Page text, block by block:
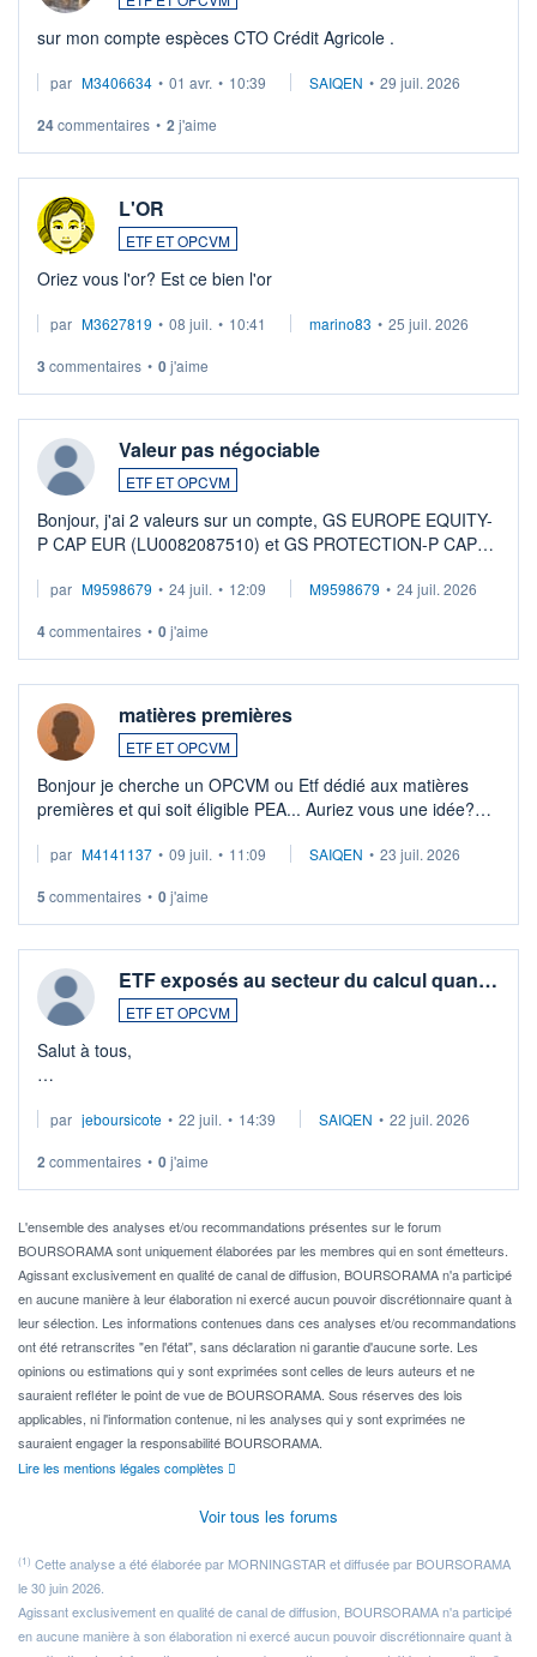
sur mon compte espèces CTO Crédit Agricole .
par M3406634 • 01 avr. • 10:39 SAIQEN • 29 juil. 2026
24commentaires • 2 j'aime
L'OR
ETF ET OPCVM
Oriez vous l'or? Est ce bien l'or
par M3627819 • 08 juil. • 10:41 marino83 • 25 juil. 2026
3 commentaires • 0j'aime
Valeur pas négociable
ETF ET OPCVM
Bonjour, j'ai 2 valeurs sur un compte, GS EUROPE EQUITY-
P CAP EUR (LU0082087510) et GS PROTECTION-P CAP
veux procéder à la vente, on me signale ...
par M9598679 • 24 juil. • 12:09 M9598679 • 24 juil. 2026
4commentaires • 0j'aime
matières premières
ETF ET OPCVM
Bonjour je cherche un OPCVM ou Etf dédié aux matières
premières et qui soit éligible PEA... Auriez vous une idée?
par M4141137 • 09 juil. • 11:09 SAIQEN • 23 juil. 2026
5 commentaires • 0j'aime
ETF exposés au secteur du calcul quan…
ETF ET OPCVM
Salut à tous,
via un ETF plutôt que des actions individuelles.
Idéalement, je voudrais qu'il soit éligible au PEA.
Pour l' ...
par jeboursicote • 22 juil. • 14:39 SAIQEN • 22 juil. 2026
2 commentaires • 0j'aime
L'ensemble des analyses et/ou recommandations présentes sur le forum
BOURSORAMA sont uniquement élaborées par les membres qui en sont émetteurs.
Agissant exclusivement en qualité de canal de diffusion, BOURSORAMA n'a participé
en aucune manière à leur élaboration ni exercé aucun pouvoir discrétionnaire quant à
leur sélection. Les informations contenues dans ces analyses et/ou recommandations
ont été retranscrites "en l'état", sans déclaration ni garantie d'aucune sorte. Les
opinions ou estimations qui y sont exprimées sont celles de leurs auteurs et ne
sauraient refléter le point de vue de BOURSORAMA. Sous réserves des lois
applicables, ni l'information contenue, ni les analyses qui y sont exprimées ne
sauraient engager la responsabilité BOURSORAMA.
Lire les mentions légales complètes
Voir tous les forums
(1) Cette analyse a été élaborée par MORNINGSTAR et diffusée par BOURSORAMA
le 30 juin 2026.
Agissant exclusivement en qualité de canal de diffusion, BOURSORAMA n'a participé
en aucune manière à son élaboration ni exercé aucun pouvoir discrétionnaire quant à